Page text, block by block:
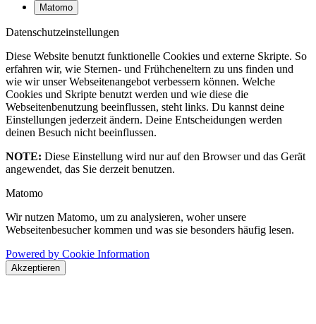
Matomo
Datenschutzeinstellungen
Diese Website benutzt funktionelle Cookies und externe Skripte. So
erfahren wir, wie Sternen- und Frühcheneltern zu uns finden und
wie wir unser Webseitenangebot verbessern können. Welche
Cookies und Skripte benutzt werden und wie diese die
Webseitenbenutzung beeinflussen, steht links. Du kannst deine
Einstellungen jederzeit ändern. Deine Entscheidungen werden
deinen Besuch nicht beeinflussen.
NOTE: Diese Einstellung wird nur auf den Browser und das Gerät
angewendet, das Sie derzeit benutzen.
Matomo
Wir nutzen Matomo, um zu analysieren, woher unsere
Webseitenbesucher kommen und was sie besonders häufig lesen.
Powered by Cookie Information
Akzeptieren